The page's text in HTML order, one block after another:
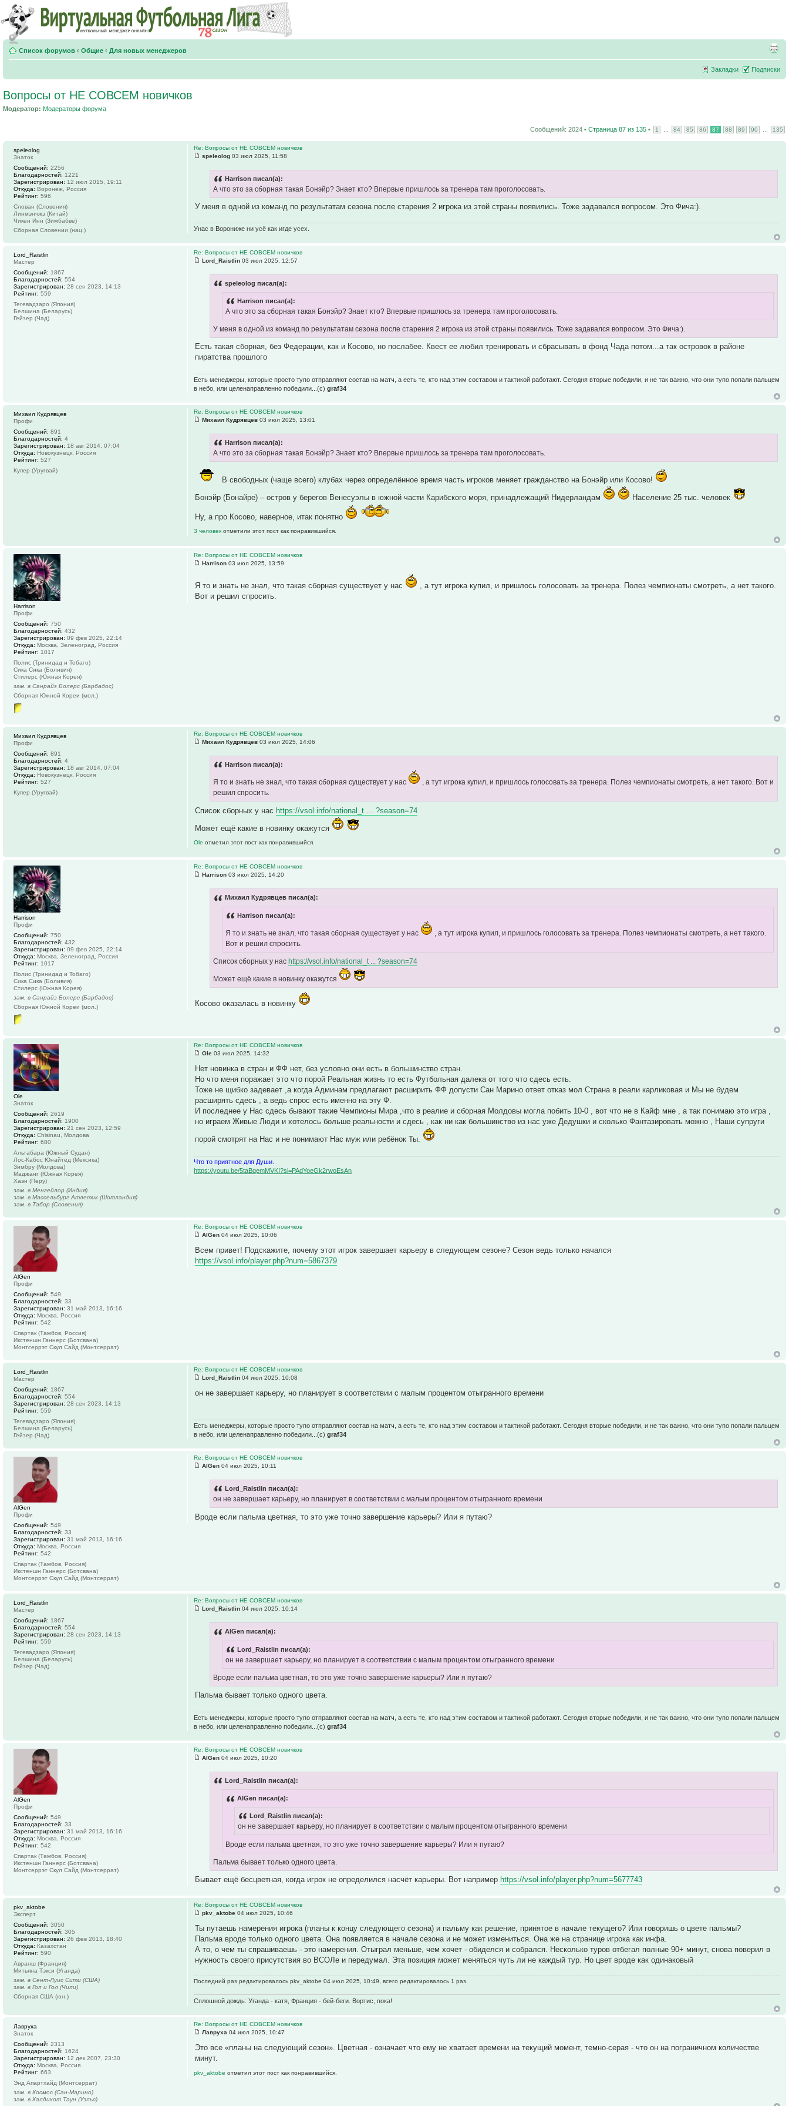
Список форумов ‹ Общие ‹ Для новых менеджеров
Закладки Подписки
Вопросы от НЕ СОВСЕМ новичков
Модератор: Модераторы форума
Сообщений: 2024 • Страница 87 из 135 • 1 84 85 86 87 88 89 90 135
Re: Вопросы от НЕ СОВСЕМ новичков
speleolog 03 июл 2025, 11:58
Harrison писал(а):
А что это за сборная такая Бонэйр? Знает кто? Впервые пришлось за тренера там проголосовать.
У меня в одной из команд по результатам сезона после старения 2 игрока из этой страны появились. Тоже задавался вопросом. Это Фича:).
Унас в Ворониже ни усё как игде усех.
speleolog
Знаток
Сообщений: 2256
Благодарностей: 1221
Зарегистрирован: 12 июл 2015, 19:11
Откуда: Воронеж, Россия
Рейтинг: 596
Слован (Словения)
Линмэнчжэ (Китай)
Чикен Инн (Зимбабве)
Сборная Словении (нац.)
Re: Вопросы от НЕ СОВСЕМ новичков
Lord_Raistlin 03 июл 2025, 12:57
speleolog писал(а):
Harrison писал(а):
А что это за сборная такая Бонэйр? Знает кто? Впервые пришлось за тренера там проголосовать.
У меня в одной из команд по результатам сезона после старения 2 игрока из этой страны появились. Тоже задавался вопросом. Это Фича:).
Есть такая сборная, без Федерации, как и Косово, но послабее. Квест ее любил тренировать и сбрасывать в фонд Чада потом...а так островок в районе
пиратства прошлого
Есть менеджеры, которые просто тупо отправляют состав на матч, а есть те, кто над этим составом и тактикой работают. Сегодня вторые победили, и не так важно, что они тупо попали пальцем
в небо, или целенаправленно победили...(с)graf34
Lord_Raistlin
Мастер
Сообщений: 1867
Благодарностей: 554
Зарегистрирован: 28 сен 2023, 14:13
Рейтинг: 559
Тегевадзаро (Япония)
Белшина (Беларусь)
Гейзер (Чад)
Re: Вопросы от НЕ СОВСЕМ новичков
Михаил Кудрявцев 03 июл 2025, 13:01
Harrison писал(а):
А что это за сборная такая Бонэйр? Знает кто? Впервые пришлось за тренера там проголосовать.
В свободных (чаще всего) клубах через определённое время часть игроков меняет гражданство на Бонэйр или Косово!
Бонэйр (Бонайре) – остров у берегов Венесуэлы в южной части Карибского моря, принадлежащий Нидерландам
Население 25 тыс. человек
Ну, а про Косово, наверное, итак понятно
3 человекотметили этот пост как понравившийся.
Михаил Кудрявцев
Профи
Сообщений: 891
Благодарностей: 4
Зарегистрирован: 18 авг 2014, 07:04
Откуда: Новокузнецк, Россия
Рейтинг: 527
Купер (Уругвай)
Re: Вопросы от НЕ СОВСЕМ новичков
Harrison 03 июл 2025, 13:59
Я то и знать не знал, что такая сборная существует у нас
, а тут игрока купил, и пришлось голосовать за тренера. Полез чемпионаты смотреть, а нет такого.
Вот и решил спросить.
Harrison
Профи
Сообщений: 750
Благодарностей: 432
Зарегистрирован: 09 фев 2025, 22:14
Откуда: Москва, Зеленоград, Россия
Рейтинг: 1017
Полис (Тринидад и Тобаго)
Сика Сика (Боливия)
Стилерс (Южная Корея)
зам. в Санрайз Болерс (Барбадос)
Сборная Южной Кореи (мол.)
Re: Вопросы от НЕ СОВСЕМ новичков
Михаил Кудрявцев 03 июл 2025, 14:06
Harrison писал(а):
Я то и знать не знал, что такая сборная существует у нас
, а тут игрока купил, и пришлось голосовать за тренера. Полез чемпионаты смотреть, а нет такого. Вот и
решил спросить.
Список сборных у нас https://vsol.info/national_t ... ?season=74
Может ещё какие в новинку окажутся
Oleотметил этот пост как понравившийся.
Михаил Кудрявцев
Профи
Сообщений: 891
Благодарностей: 4
Зарегистрирован: 18 авг 2014, 07:04
Откуда: Новокузнецк, Россия
Рейтинг: 527
Купер (Уругвай)
Re: Вопросы от НЕ СОВСЕМ новичков
Harrison 03 июл 2025, 14:20
Михаил Кудрявцев писал(а):
Harrison писал(а):
Я то и знать не знал, что такая сборная существует у нас
, а тут игрока купил, и пришлось голосовать за тренера. Полез чемпионаты смотреть, а нет такого.
Вот и решил спросить.
Список сборных у насhttps://vsol.info/national_t ... ?season=74
Может ещё какие в новинку окажутся
Косово оказалась в новинку
Harrison
Профи
Сообщений: 750
Благодарностей: 432
Зарегистрирован: 09 фев 2025, 22:14
Откуда: Москва, Зеленоград, Россия
Рейтинг: 1017
Полис (Тринидад и Тобаго)
Сика Сика (Боливия)
Стилерс (Южная Корея)
зам. в Санрайз Болерс (Барбадос)
Сборная Южной Кореи (мол.)
Re: Вопросы от НЕ СОВСЕМ новичков
Ole 03 июл 2025, 14:32
Нет новинка в стран и ФФ нет, без условно они есть в большинство стран.
Но что меня поражает это что порой Реальная жизнь то есть Футбольная далека от того что сдесь есть.
Тоже не щибко задевает ,а когда Админам предлагают расширить ФФ допусти Сан Марино ответ отказ мол Страна в реали карликовая и Мы не будем
расширять сдесь , а ведь спрос есть именно на эту Ф.
И последнее у Нас сдесь бывают такие Чемпионы Мира ,что в реалие и сборная Молдовы могла побить 10-0 , вот что не в Кайф мне , а так понимаю это игра ,
но играем Живые Люди и хотелось больше реальности и сдесь , как ни как большинство из нас уже Дедушки и сколько Фантазировать можно , Наши супруги
порой смотрят на Нас и не понимают Нас муж или ребёнок Ты.
Что то приятное для Души.
https://youtu.be/5taBqemMVKI?si=PAdYoeGk2rwoEsAn
Ole
Знаток
Сообщений: 2619
Благодарностей: 1900
Зарегистрирован: 21 сен 2023, 12:59
Откуда: Chisinau, Молдова
Рейтинг: 680
Альтабара (Южный Судан)
Лос-Кабос Юнайтед (Мексика)
Зимбру (Молдова)
Маджанг (Южная Корея)
Хаэн (Перу)
зам. в Менгейлор (Индия)
зам. в Массельбург Атлетик (Шотландия)
зам. в Табор (Словения)
Re: Вопросы от НЕ СОВСЕМ новичков
AlGen 04 июл 2025, 10:06
Всем привет! Подскажите, почему этот игрок завершает карьеру в следующем сезоне? Сезон ведь только начался
https://vsol.info/player.php?num=5867379
AlGen
Профи
Сообщений: 549
Благодарностей: 33
Зарегистрирован: 31 май 2013, 16:16
Откуда: Москва, Россия
Рейтинг: 542
Спартак (Тамбов, Россия)
Икстеншн Ганнерс (Ботсвана)
Монтсеррэт Скул Сайд (Монтсеррат)
Re: Вопросы от НЕ СОВСЕМ новичков
Lord_Raistlin 04 июл 2025, 10:08
он не завершает карьеру, но планирует в соответствии с малым процентом отыгранного времени
Есть менеджеры, которые просто тупо отправляют состав на матч, а есть те, кто над этим составом и тактикой работают. Сегодня вторые победили, и не так важно, что они тупо попали пальцем
в небо, или целенаправленно победили...(с)graf34
Lord_Raistlin
Мастер
Сообщений: 1867
Благодарностей: 554
Зарегистрирован: 28 сен 2023, 14:13
Рейтинг: 559
Тегевадзаро (Япония)
Белшина (Беларусь)
Гейзер (Чад)
Re: Вопросы от НЕ СОВСЕМ новичков
AlGen 04 июл 2025, 10:11
Lord_Raistlin писал(а):
он не завершает карьеру, но планирует в соответствии с малым процентом отыгранного времени
Вроде если пальма цветная, то это уже точно завершение карьеры? Или я путаю?
AlGen
Профи
Сообщений: 549
Благодарностей: 33
Зарегистрирован: 31 май 2013, 16:16
Откуда: Москва, Россия
Рейтинг: 542
Спартак (Тамбов, Россия)
Икстеншн Ганнерс (Ботсвана)
Монтсеррэт Скул Сайд (Монтсеррат)
Re: Вопросы от НЕ СОВСЕМ новичков
Lord_Raistlin 04 июл 2025, 10:14
AlGen писал(а):
Lord_Raistlin писал(а):
он не завершает карьеру, но планирует в соответствии с малым процентом отыгранного времени
Вроде если пальма цветная, то это уже точно завершение карьеры? Или я путаю?
Пальма бывает только одного цвета.
Есть менеджеры, которые просто тупо отправляют состав на матч, а есть те, кто над этим составом и тактикой работают. Сегодня вторые победили, и не так важно, что они тупо попали пальцем
в небо, или целенаправленно победили...(с)graf34
Lord_Raistlin
Мастер
Сообщений: 1867
Благодарностей: 554
Зарегистрирован: 28 сен 2023, 14:13
Рейтинг: 559
Тегевадзаро (Япония)
Белшина (Беларусь)
Гейзер (Чад)
Re: Вопросы от НЕ СОВСЕМ новичков
AlGen 04 июл 2025, 10:20
Lord_Raistlin писал(а):
AlGen писал(а):
Lord_Raistlin писал(а):
он не завершает карьеру, но планирует в соответствии с малым процентом отыгранного времени
Вроде если пальма цветная, то это уже точно завершение карьеры? Или я путаю?
Пальма бывает только одного цвета.
Бывает ещё бесцветная, когда игрок не определился насчёт карьеры. Вот например https://vsol.info/player.php?num=5677743
AlGen
Профи
Сообщений: 549
Благодарностей: 33
Зарегистрирован: 31 май 2013, 16:16
Откуда: Москва, Россия
Рейтинг: 542
Спартак (Тамбов, Россия)
Икстеншн Ганнерс (Ботсвана)
Монтсеррэт Скул Сайд (Монтсеррат)
Re: Вопросы от НЕ СОВСЕМ новичков
pkv_aktobe 04 июл 2025, 10:46
Ты путаешь намерения игрока (планы к концу следующего сезона) и пальму как решение, принятое в начале текущего? Или говоришь о цвете пальмы?
Пальма вроде только одного цвета. Она появляется в начале сезона и не может измениться. Она же на странице игрока как инфа.
А то, о чем ты спрашиваешь - это намерения. Отыграл меньше, чем хочет - обиделся и собрался. Несколько туров отбегал полные 90+ минут, снова поверил в
нужность своего присутствия во ВСОЛе и передумал. Эта позиция может меняться чуть ли не каждый тур. Но цвет вроде как одинаковый
Последний раз редактировалось pkv_aktobe 04 июл 2025, 10:49, всего редактировалось 1 раз.
Сплошной дождь: Уганда - катя, Франция - бей-беги. Вортис, пока!
pkv_aktobe
Эксперт
Сообщений: 3050
Благодарностей: 305
Зарегистрирован: 26 фев 2013, 18:40
Откуда: Казахстан
Рейтинг: 590
Авранш (Франция)
Митьяна Тэкси (Уганда)
зам. в Сент-Луис Сити (США)
зам. в Гол и Гол (Чили)
Сборная США (юн.)
Re: Вопросы от НЕ СОВСЕМ новичков
Лавруха 04 июл 2025, 10:47
Это все «планы на следующий сезон». Цветная - означает что ему не хватает времени на текущий момент, темно-серая - что он на пограничном количестве
минут.
pkv_aktobeотметил этот пост как понравившийся.
Лавруха
Знаток
Сообщений: 2313
Благодарностей: 1624
Зарегистрирован: 12 дек 2007, 23:30
Откуда: Москва, Россия
Рейтинг: 663
Энд Апартхайд (Монтсеррат)
зам. в Космос (Сан-Марино)
зам. в Калдикот Таун (Уэльс)